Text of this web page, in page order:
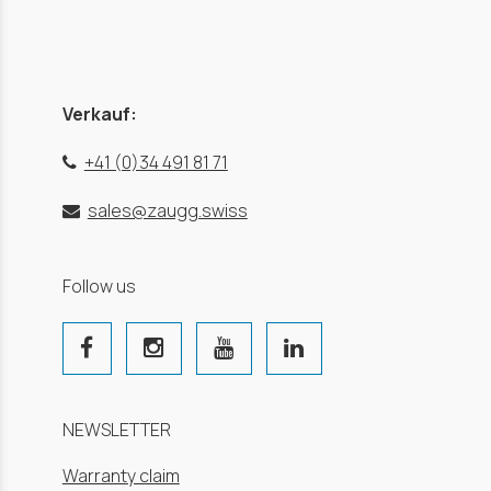
Verkauf:
+41 (0)34 491 81 71
sales@zaugg.swiss
Follow us
NEWSLETTER
Warranty claim